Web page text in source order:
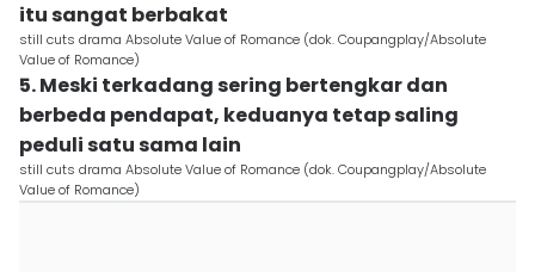
itu sangat berbakat
still cuts drama Absolute Value of Romance (dok. Coupangplay/Absolute
Value of Romance)
5. Meski terkadang sering bertengkar dan
berbeda pendapat, keduanya tetap saling
peduli satu sama lain
still cuts drama Absolute Value of Romance (dok. Coupangplay/Absolute
Value of Romance)